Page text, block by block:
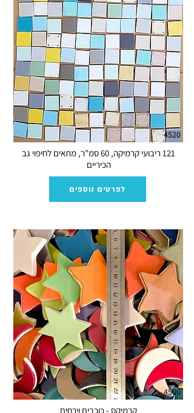
4520
121 ריבועי קרמיקה, 60 סמ"ר, מתאים לחיפוי גב
הכיריים
לפרטים נוספים
4500
קרמיקס - כוכבים וירחים